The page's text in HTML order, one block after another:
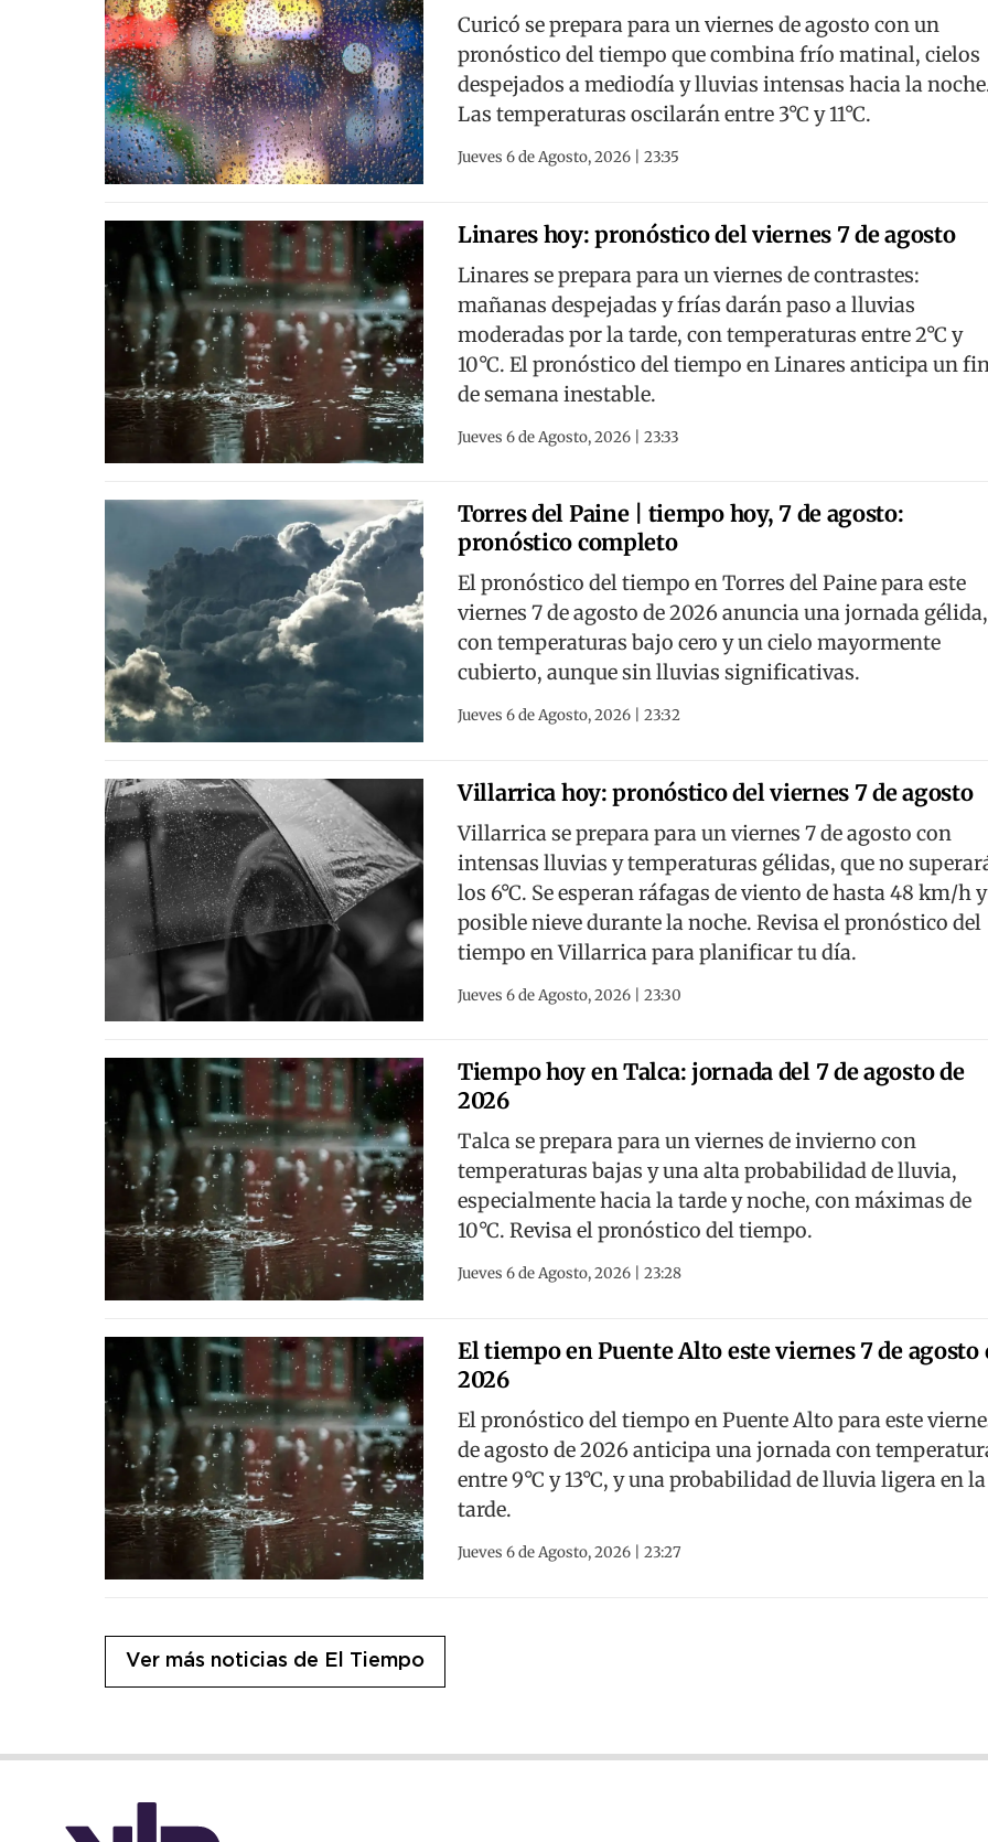
Curicó se prepara para un viernes de agosto con un
pronóstico del tiempo que combina frío matinal, cielos
despejados a mediodía y lluvias intensas hacia la
Las temperaturas oscilarán entre 3°C y 11°C.
Jueves 6 de Agosto, 2026 | 23:35
Linares hoy: pronóstico del viernes 7 de agosto
Linares se prepara para un viernes de contrastes:
mañanas despejadas y frías darán paso a lluvias
moderadas por la tarde, con temperaturas entre 2°C y
10°C. El pronóstico del tiempo en Linares anticipa un
de semana inestable.
Jueves 6 de Agosto, 2026 | 23:33
Torres del Paine | tiempo hoy, 7 de agosto:
pronóstico completo
El pronóstico del tiempo en Torres del Paine para este
viernes 7 de agosto de 2026 anuncia una jornada gélida,
con temperaturas bajo cero y un cielo mayormente
cubierto, aunque sin lluvias significativas.
Jueves 6 de Agosto, 2026 | 23:32
Villarrica hoy: pronóstico del viernes 7 de agosto
Villarrica se prepara para un viernes 7 de agosto con
intensas lluvias y temperaturas gélidas, que no
los 6°C. Se esperan ráfagas de viento de hasta 48 km/h y
posible nieve durante la noche. Revisa el pronóstico del
tiempo en Villarrica para planificar tu día.
Jueves 6 de Agosto, 2026 | 23:30
Tiempo hoy en Talca: jornada del 7 de agosto de
2026
Talca se prepara para un viernes de invierno con
temperaturas bajas y una alta probabilidad de lluvia,
especialmente hacia la tarde y noche, con máximas de
10°C. Revisa el pronóstico del tiempo.
Jueves 6 de Agosto, 2026 | 23:28
El tiempo en Puente Alto este viernes 7 de agosto
2026
El pronóstico del tiempo en Puente Alto para este
de agosto de 2026 anticipa una jornada con
entre 9°C y 13°C, y una probabilidad de lluvia ligera en la
tarde.
Jueves 6 de Agosto, 2026 | 23:27
Ver más noticias de El Tiempo